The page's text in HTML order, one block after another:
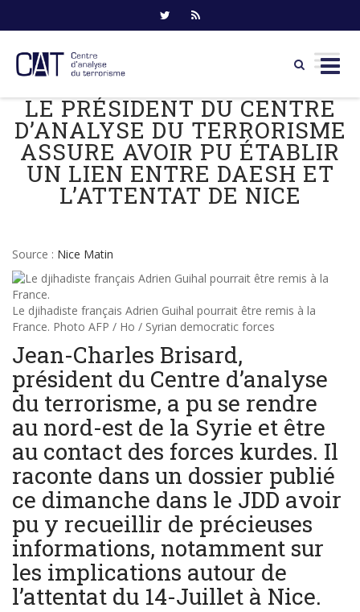
Skip
to
content
LE PRÉSIDENT DU CENTRE
D’ANALYSE DU TERRORISME
ASSURE AVOIR PU ÉTABLIR
UN LIEN ENTRE DAESH ET
L’ATTENTAT DE NICE
Source : Nice Matin
Le djihadiste français Adrien Guihal pourrait être remis à la
France. Photo AFP / Ho / Syrian democratic forces
Jean-Charles Brisard,
président du Centre d’analyse
du terrorisme, a pu se rendre
au nord-est de la Syrie et être
au contact des forces kurdes. Il
raconte dans un dossier publié
ce dimanche dans le JDD avoir
pu y recueillir de précieuses
informations, notamment sur
les implications autour de
l’attentat du 14-Juillet à Nice.